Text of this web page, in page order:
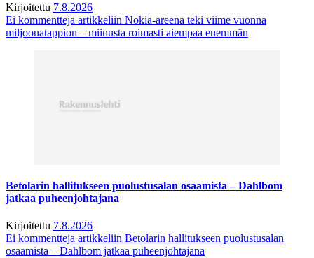
Kirjoitettu 7.8.2026
Ei kommentteja artikkeliin Nokia-areena teki viime vuonna
miljoonatappion – miinusta roimasti aiempaa enemmän
Betolarin hallitukseen puolustusalan osaamista – Dahlbom
jatkaa puheenjohtajana
Kirjoitettu 7.8.2026
Ei kommentteja artikkeliin Betolarin hallitukseen puolustusalan
osaamista – Dahlbom jatkaa puheenjohtajana